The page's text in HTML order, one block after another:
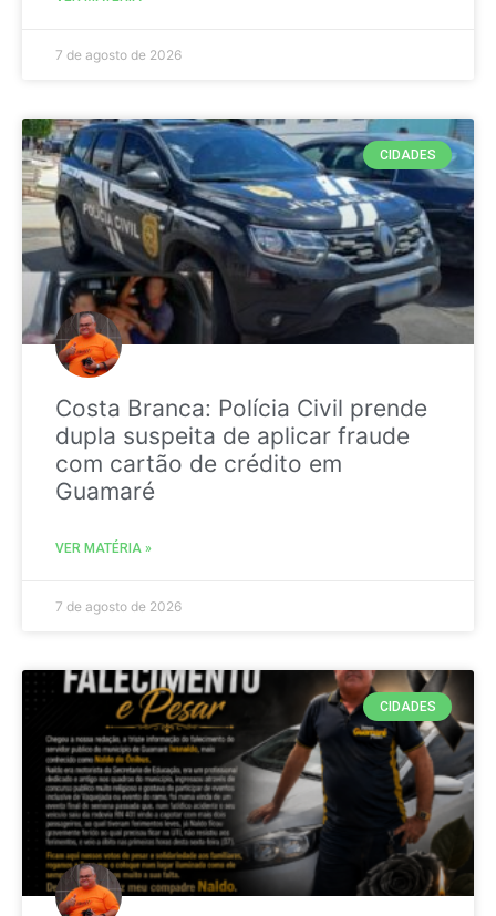
7 de agosto de 2026
CIDADES
Costa Branca: Polícia Civil prende
dupla suspeita de aplicar fraude
com cartão de crédito em
Guamaré
VER MATÉRIA »
7 de agosto de 2026
CIDADES